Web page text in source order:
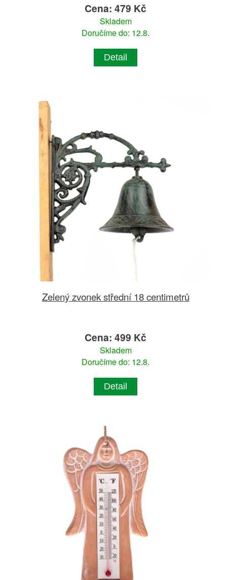
Cena: 479 Kč
Skladem
Doručíme do: 12.8.
Detail
Zelený zvonek střední 18 centimetrů
Cena: 499 Kč
Skladem
Doručíme do: 12.8.
Detail